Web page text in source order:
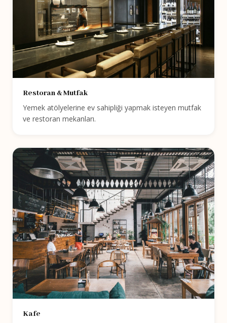
Restoran & Mutfak
Yemek atölyelerine ev sahipliği yapmak isteyen mutfak
ve restoran mekanları.
Kafe